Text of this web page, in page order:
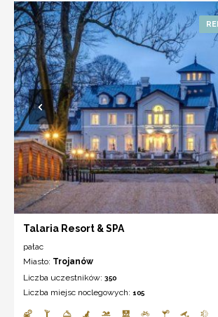
Talaria Resort & SPA
pałac
Miasto: Trojanów
Liczba uczestników: 350
Liczba miejsc noclegowych: 105